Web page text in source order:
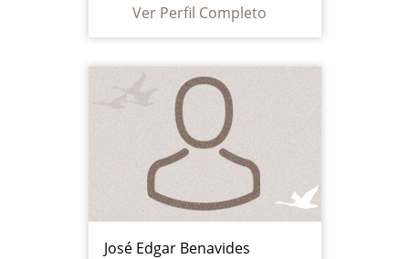
Ver Perfil Completo
José Edgar Benavides